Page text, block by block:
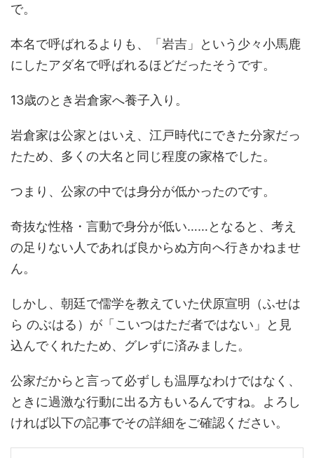
で。
本名で呼ばれるよりも、「岩吉」という少々小馬鹿
にしたアダ名で呼ばれるほどだったそうです。
13歳のとき岩倉家へ養子入り。
岩倉家は公家とはいえ、江戸時代にできた分家だっ
たため、多くの大名と同じ程度の家格でした。
つまり、公家の中では身分が低かったのです。
奇抜な性格・言動で身分が低い……となると、考え
の足りない人であれば良からぬ方向へ行きかねませ
ん。
しかし、朝廷で儒学を教えていた伏原宣明（ふせは
ら のぶはる）が「こいつはただ者ではない」と見
込んでくれたため、グレずに済みました。
公家だからと言って必ずしも温厚なわけではなく、
ときに過激な行動に出る方もいるんですね。よろし
ければ以下の記事でその詳細をご確認ください。